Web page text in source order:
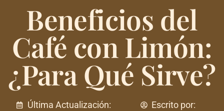
Beneficios del
Café con Limón:
¿Para Qué Sirve?
Última Actualización:
Escrito por: